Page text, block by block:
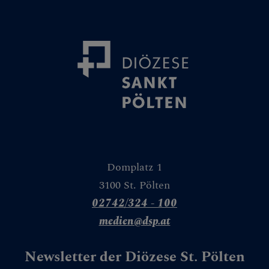
Domplatz 1
3100 St. Pölten
02742/324 - 100
medien@dsp.at
Newsletter der Diözese St. Pölten